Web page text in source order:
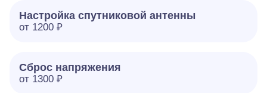
Настройка спутниковой антенны
от 1200 ₽
Сброс напряжения
от 1300 ₽